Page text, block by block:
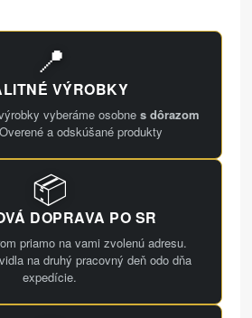
📍
VÝROBKY
vyberáme osobne s dôrazom
a odskúšané produkty
📦
DOPRAVA PO SR
priamo na vami zvolenú adresu.
na druhý pracovný deň odo dňa
expedície.